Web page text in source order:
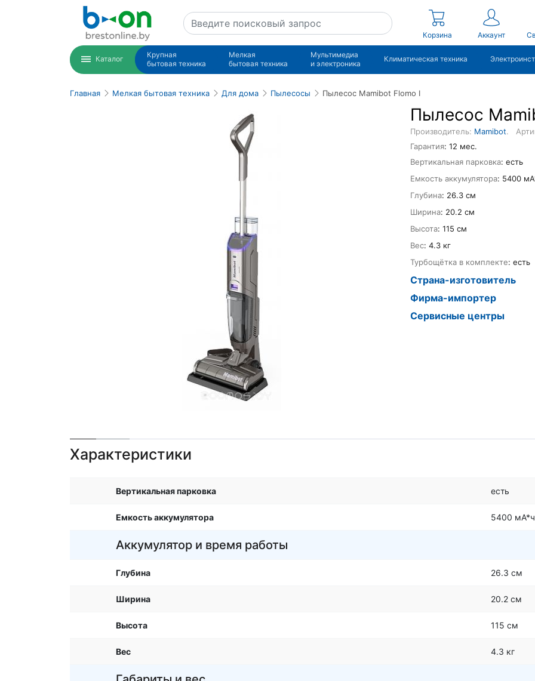
Корзина Аккаунт
Каталог
Крупная
бытовая техника
Мелкая
бытовая техника
Мультимедиа
и электроника
Климатическая техника
Главная Мелкая бытовая техника Для дома Пылесосы Пылесос Mamibot Flomo I
Пылесос
Производитель: Mamibot.
Гарантия: 12 мес.
Вертикальная парковка: есть
Емкость аккумулятора: 5400
Глубина: 26.3 см
Ширина: 20.2 см
Высота: 115 см
Вес: 4.3 кг
Турбощётка в комплекте: есть
Страна-изготовитель
Фирма-импортер
Сервисные центры
Характеристики
Вертикальная парковка есть
Емкость аккумулятора 5400 мА*ч
Аккумулятор и время работы
Глубина 26.3 см
Ширина 20.2 см
Высота 115 см
Вес 4.3 кг